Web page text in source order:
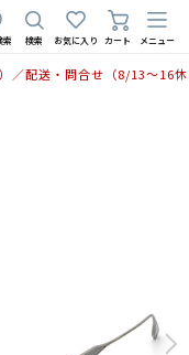
索 検索 お気に入り カート メニュー
／配送・問合せ（8/13〜16休
2025年9月4日